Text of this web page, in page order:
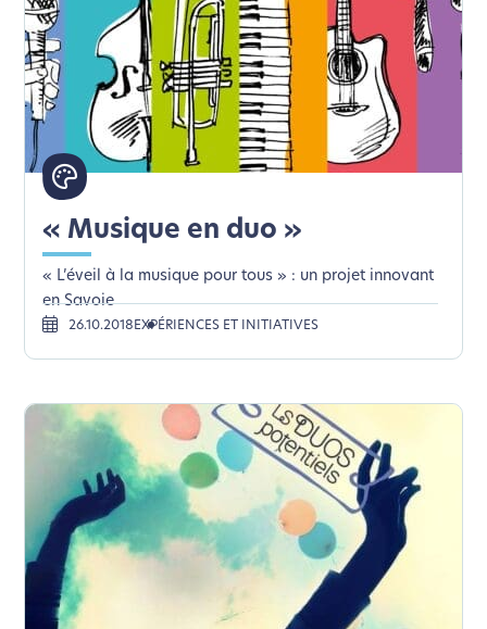
« Musique en duo »
« L’éveil à la musique pour tous » : un projet innovant
en Savoie
26.10.2018EXPÉRIENCES ET INITIATIVES